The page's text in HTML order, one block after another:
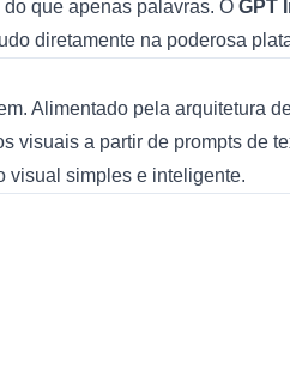
que apenas palavras. O GPT
diretamente na poderosa
Alimentado pela arquitetura
visuais a partir de prompts de
visual simples e inteligente.